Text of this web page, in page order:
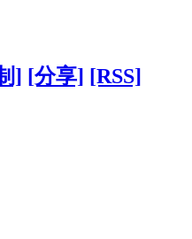
] [分享] [RSS]